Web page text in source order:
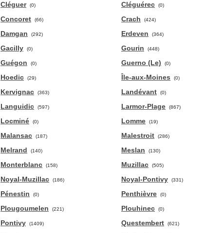
Cléguer (0)
Concoret (66)
Damgan (292)
Gacilly (0)
Guégon (0)
Hoedic (29)
Kervignac (363)
Languidic (597)
Locminé (0)
Malansac (187)
Melrand (140)
Monterblanc (158)
Noyal-Muzillac (186)
Pénestin (0)
Plougoumelen (221)
Pontivy (1409)
Cléguérec (0)
Crach (424)
Erdeven (364)
Gourin (448)
Guerno (Le) (0)
Île-aux-Moines (0)
Landévant (0)
Larmor-Plage (867)
Lomme (19)
Malestroit (286)
Meslan (130)
Muzillac (505)
Noyal-Pontivy (331)
Penthièvre (0)
Plouhinec (0)
Questembert (621)